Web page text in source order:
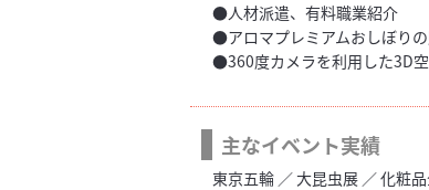
●人材派遣、有料職業紹介
●アロマプレミアムおしぼり
●360度カメラを利用した3D
主なイベント実績
東京五輪 ／ 大昆虫展 ／ 化粧